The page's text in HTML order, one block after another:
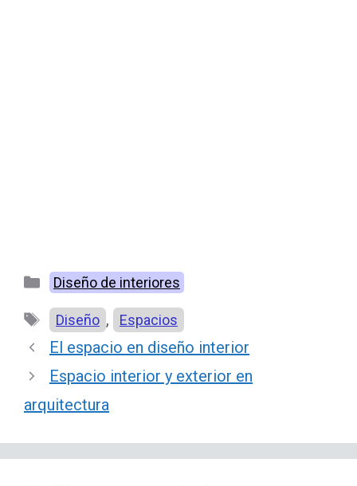
Categorías
Diseño de interiores
Etiquetas
Diseño , Espacios
El espacio en diseño interior
Espacio interior y exterior en
arquitectura